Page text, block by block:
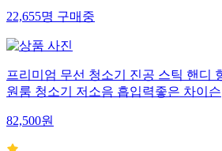
22,655명구매중
프리미엄 무선 청소기 진공 스틱 핸디
원룸 청소기 저소음 흡입력좋은 차이슨
82,500원